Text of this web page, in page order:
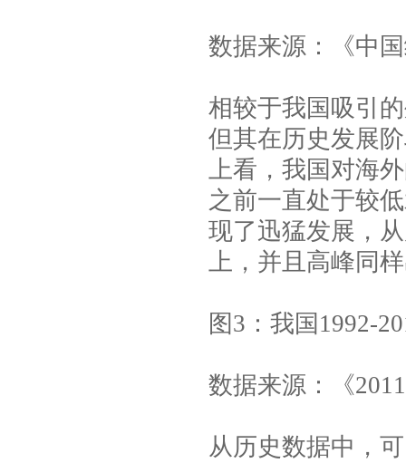
数据来源：《中
相较于我国吸引
但其在历史发展
上看，我国对海
之前一直处于较
现了迅猛发展，
上，并且高峰同
图 3 ：我国 1992-
数据来源：《2011
从历史数据中，